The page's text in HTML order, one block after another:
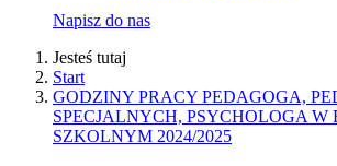
Napisz do nas
Jesteś tutaj
Start
GODZINY PRACY PEDAGOGA,
SPECJALNYCH, PSYCHOLOGA W
SZKOLNYM 2024/2025